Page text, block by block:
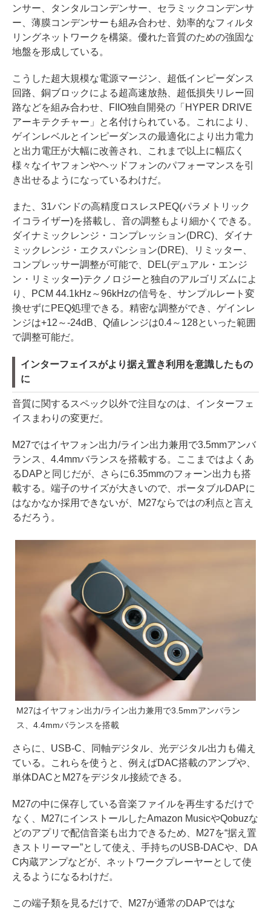
ンサー、タンタルコンデンサー、セラミックコンデンサ
ー、薄膜コンデンサーも組み合わせ、効率的なフィルタ
リングネットワークを構築。優れた音質のための強固な
地盤を形成している。
こうした超大規模な電源マージン、超低インピーダンス
回路、銅ブロックによる超高速放熱、超低損失リレー回
路などを組み合わせ、FIIO独自開発の「HYPER DRIVE
アーキテクチャー」と名付けられている。これにより、
ゲインレベルとインピーダンスの最適化により出力電力
と出力電圧が大幅に改善され、これまで以上に幅広く
様々なイヤフォンやヘッドフォンのパフォーマンスを引
き出せるようになっているわけだ。
また、31バンドの高精度ロスレスPEQ(パラメトリック
イコライザー)を搭載し、音の調整もより細かくできる。
ダイナミックレンジ・コンプレッション(DRC)、ダイナ
ミックレンジ・エクスパンション(DRE)、リミッター、
コンプレッサー調整が可能で、DEL(デュアル・エンジ
ン・リミッター)テクノロジーと独自のアルゴリズムによ
り、PCM 44.1kHz～96kHzの信号を、サンプルレート変
換せずにPEQ処理できる。精密な調整ができ、ゲインレ
ンジは+12～-24dB、Q値レンジは0.4～128といった範囲
で調整可能だ。
インターフェイスがより据え置き利用を意識したもの
に
音質に関するスペック以外で注目なのは、インターフェ
イスまわりの変更だ。
M27ではイヤフォン出力/ライン出力兼用で3.5mmアンバ
ランス、4.4mmバランスを搭載する。ここまではよくあ
るDAPと同じだが、さらに6.35mmのフォーン出力も搭
載する。端子のサイズが大きいので、ポータブルDAPに
はなかなか採用できないが、M27ならではの利点と言え
るだろう。
M27はイヤフォン出力/ライン出力兼用で3.5mmアンバラン
ス、4.4mmバランスを搭載
さらに、USB-C、同軸デジタル、光デジタル出力も備え
ている。これらを使うと、例えばDAC搭載のアンプや、
単体DACとM27をデジタル接続できる。
M27の中に保存している音楽ファイルを再生するだけで
なく、M27にインストールしたAmazon MusicやQobuzな
どのアプリで配信音楽も出力できるため、M27を“据え置
きストリーマー”として使え、手持ちのUSB-DACや、DA
C内蔵アンプなどが、ネットワークプレーヤーとして使
えるようになるわけだ。
この端子類を見るだけで、M27が通常のDAPではな